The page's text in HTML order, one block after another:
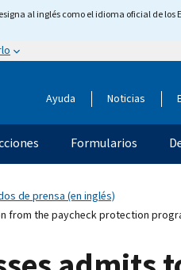
al inglés como el idioma oficial de
Ayuda Noticias
Formularios
de prensa (en inglés)
from the paycheck protection